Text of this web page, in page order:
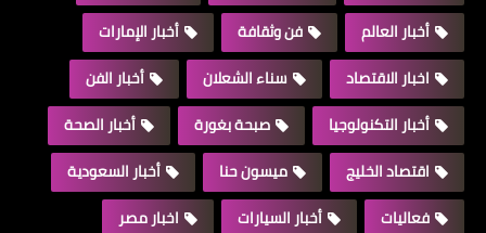
أخبار العالم
فن وثقافة
أخبار الإمارات
اخبار الاقتصاد
سناء الشعلان
أخبار الفن
أخبار التكنولوجيا
صبحة بغورة
أخبار الصحة
اقتصاد الخليج
ميسون حنا
أخبار السعودية
فعاليات
أخبار السيارات
اخبار مصر